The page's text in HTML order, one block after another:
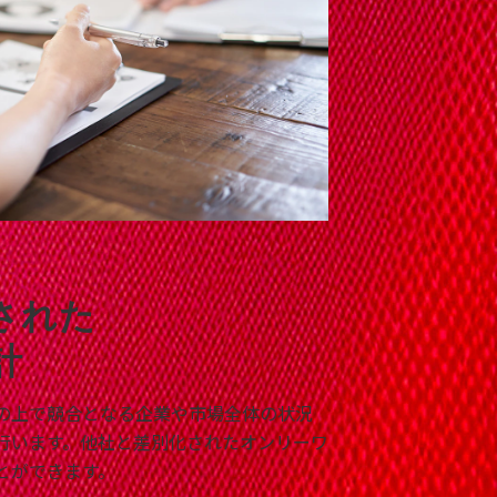
れた
上で競合となる企業や市場全体の状況
ます。他社と差別化されたオンリーワ
ができます。